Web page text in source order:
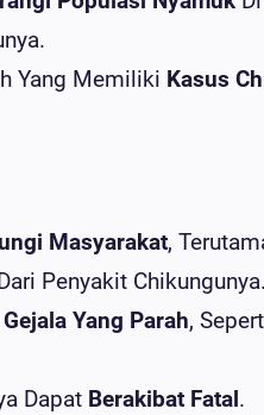
Yang Memiliki Kasus
Masyarakat,
Penyakit Chikungunya.
Gejala Yang Parah,
Dapat Berakibat Fatal.